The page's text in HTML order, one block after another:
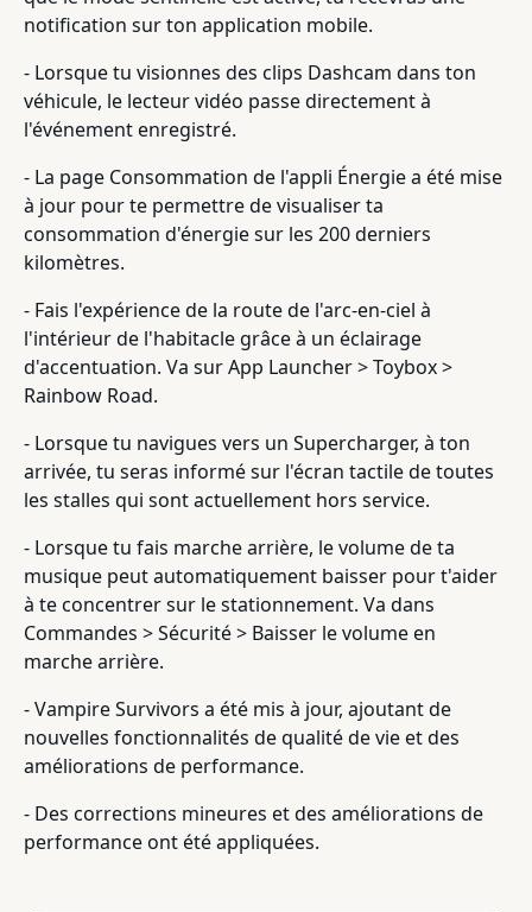
notification sur ton application mobile.
- Lorsque tu visionnes des clips Dashcam dans ton
véhicule, le lecteur vidéo passe directement à
l'événement enregistré.
- La page Consommation de l'appli Énergie a été mise
à jour pour te permettre de visualiser ta
consommation d'énergie sur les 200 derniers
kilomètres.
- Fais l'expérience de la route de l'arc-en-ciel à
l'intérieur de l'habitacle grâce à un éclairage
d'accentuation. Va sur App Launcher > Toybox >
Rainbow Road.
- Lorsque tu navigues vers un Supercharger, à ton
arrivée, tu seras informé sur l'écran tactile de toutes
les stalles qui sont actuellement hors service.
- Lorsque tu fais marche arrière, le volume de ta
musique peut automatiquement baisser pour t'aider
à te concentrer sur le stationnement. Va dans
Commandes > Sécurité > Baisser le volume en
marche arrière.
- Vampire Survivors a été mis à jour, ajoutant de
nouvelles fonctionnalités de qualité de vie et des
améliorations de performance.
- Des corrections mineures et des améliorations de
performance ont été appliquées.